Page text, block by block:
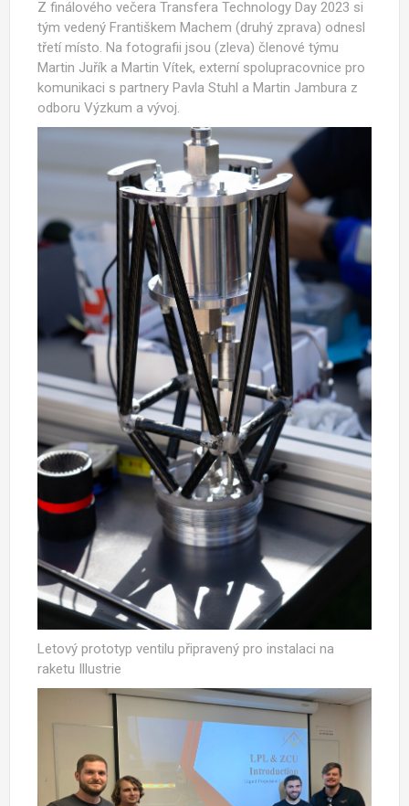
Z finálového večera Transfera Technology Day 2023 si
tým vedený Františkem Machem (druhý zprava) odnesl
třetí místo. Na fotografii jsou (zleva) členové týmu
Martin Juřík a Martin Vítek, externí spolupracovnice pro
komunikaci s partnery Pavla Stuhl a Martin Jambura z
odboru Výzkum a vývoj.
Letový prototyp ventilu připravený pro instalaci na
raketu Illustrie